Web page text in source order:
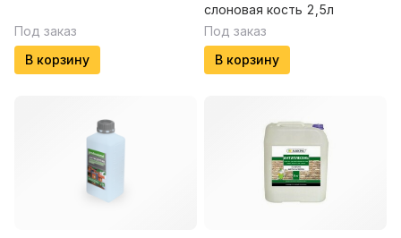
Под заказ
В корзину
слоновая кость 2,5л
Под заказ
В корзину